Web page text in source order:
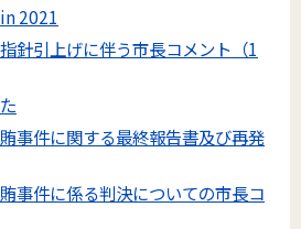
2021
針引上げに伴う市長コメント（1
事件に関する最終報告書及び再発
事件に係る判決についての市長コ